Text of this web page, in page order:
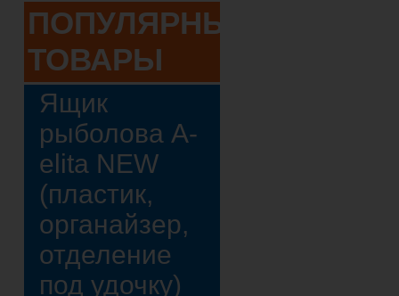
ПОПУЛЯРНЫЕ
ТОВАРЫ
Ящик
рыболова A-
elita NEW
(пластик,
органайзер,
отделение
под удочку)